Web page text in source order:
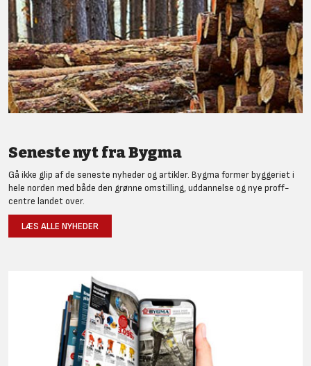
Seneste nyt fra Bygma
Gå ikke glip af de seneste nyheder og artikler. Bygma former byggeriet i
hele norden med både den grønne omstilling, uddannelse og nye proff-
centre landet over.
LÆS ALLE NYHEDER